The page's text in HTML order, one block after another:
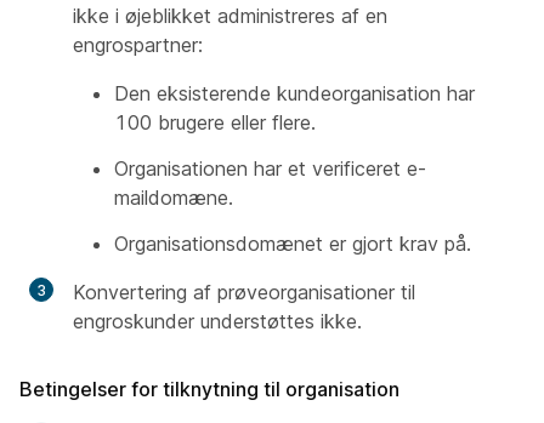
ikke i øjeblikket administreres af en
engrospartner:
Den eksisterende kundeorganisation har
100 brugere eller flere.
Organisationen har et verificeret e-
maildomæne.
Organisationsdomænet er gjort krav på.
Konvertering af prøveorganisationer til
engroskunder understøttes ikke.
Betingelser for tilknytning til organisation